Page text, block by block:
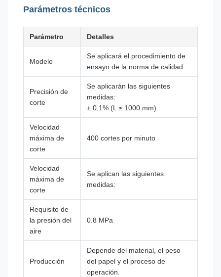
Parámetros técnicos
Parámetro Detalles
Modelo
Se aplicará el procedimiento de
ensayo de la norma de calidad.
Precisión de
corte
Se aplicarán las siguientes
medidas:
± 0,1% (L ≥ 1000 mm)
Velocidad
máxima de
corte
400 cortes por minuto
Velocidad
máxima de
corte
Se aplican las siguientes
medidas:
Requisito de
la presión del
aire
0.8 MPa
Producción
Depende del material, el peso
del papel y el proceso de
operación.